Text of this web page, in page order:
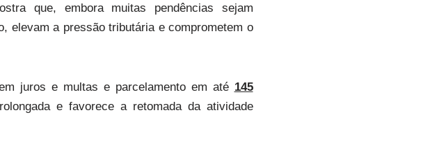
que, embora muitas pendências sejam
elevam a pressão tributária e comprometem o
juros e multas e parcelamento em até 145
e favorece a retomada da atividade